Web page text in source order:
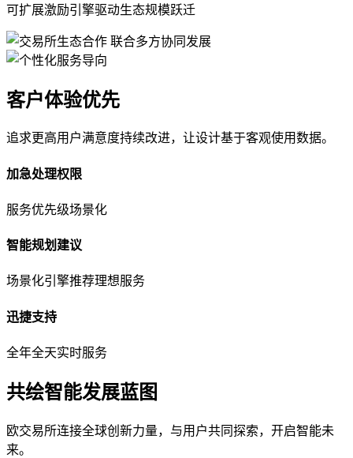
可扩展激励引擎驱动生态规模跃迁
客户体验优先
追求更高用户满意度持续改进，让设计基于客观使用数据。
加急处理权限
服务优先级场景化
智能规划建议
场景化引擎推荐理想服务
迅捷支持
全年全天实时服务
共绘智能发展蓝图
欧交易所连接全球创新力量，与用户共同探索，开启智能未
来。